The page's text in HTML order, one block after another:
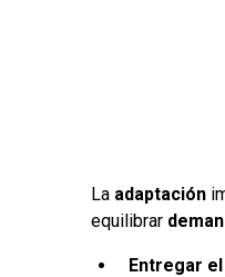
La adaptación
equilibrar
Entregar